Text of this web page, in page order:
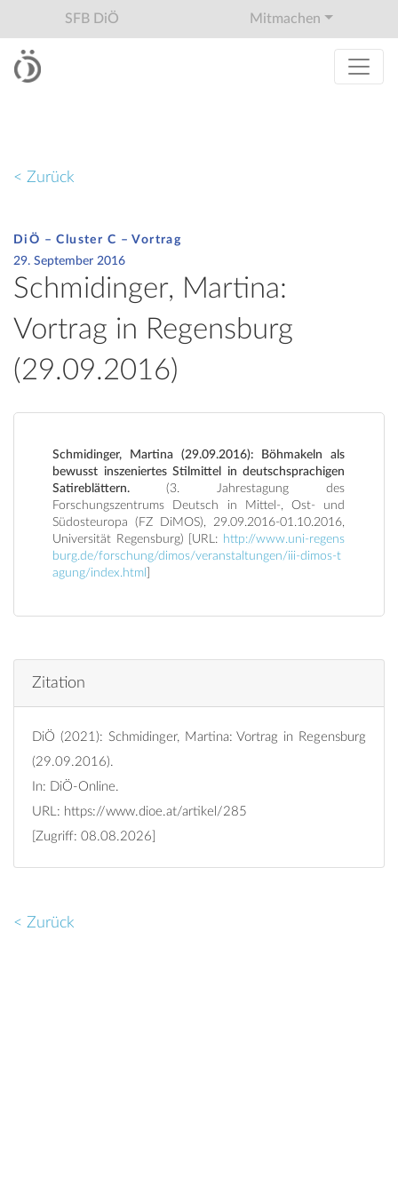
SFB DiÖ Mitmachen
< Zurück
DiÖ – Cluster C – Vortrag
29. September 2016
Schmidinger, Martina:
Vortrag in Regensburg
(29.09.2016)
Schmidinger, Martina (29.09.2016): Böhmakeln als
bewusst inszeniertes Stilmittel in deutschsprachigen
Satireblättern. (3. Jahrestagung des
Forschungszentrums Deutsch in Mittel-, Ost- und
Südosteuropa (FZ DiMOS), 29.09.2016-01.10.2016,
Universität Regensburg) [URL: http://www.uni-regens
burg.de/forschung/dimos/veranstaltungen/iii-dimos-t
agung/index.html
Zitation
DiÖ (2021): Schmidinger, Martina: Vortrag in Regensburg
(29.09.2016).
In: DiÖ-Online.
URL: https://www.dioe.at/artikel/285
[Zugriff: 08.08.2026]
< Zurück